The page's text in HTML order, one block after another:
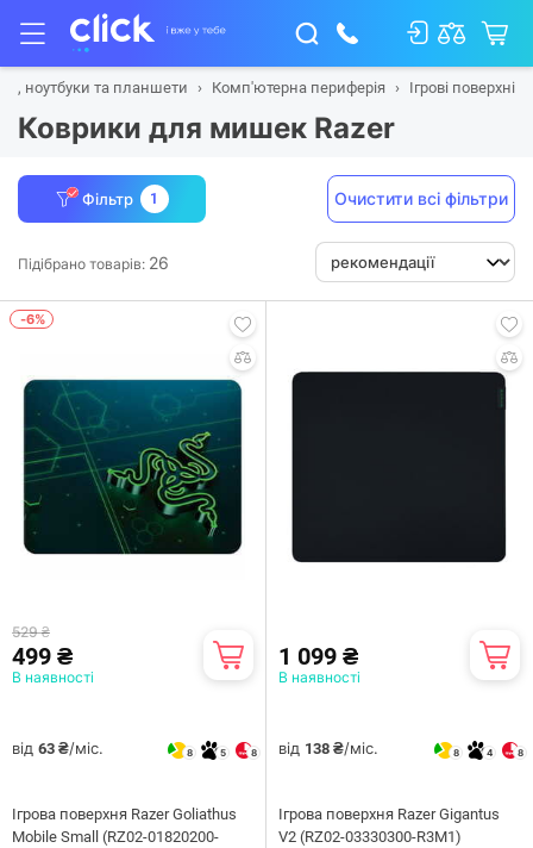
ноутбуки та планшети Комп'ютерна периферія Ігрові поверхні
Коврики для мишек Razer
Фільтр 1 Очистити всі фільтри
Підібрано товарів: 26
-6%
529 ₴
499 ₴
В наявності
від 63 ₴/міс. 8 5 8
Ігрова поверхня Razer Goliathus
Mobile Small (RZ02-01820200-
1 099 ₴
В наявності
від 138 ₴/міс. 8 4 8
Ігрова поверхня Razer Gigantus
V2 (RZ02-03330300-R3M1)